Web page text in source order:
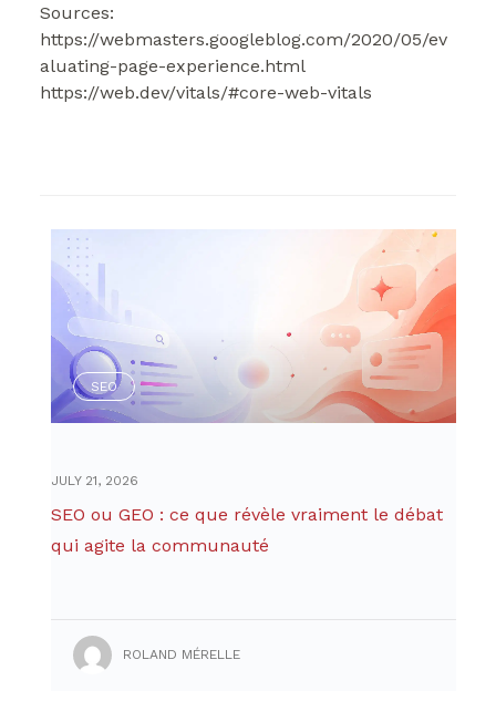
Sources:
https://webmasters.googleblog.com/2020/05/ev
aluating-page-experience.html
https://web.dev/vitals/#core-web-vitals
SEO
JULY 21, 2026
SEO ou GEO : ce que révèle vraiment le débat
qui agite la communauté
ROLAND MÉRELLE